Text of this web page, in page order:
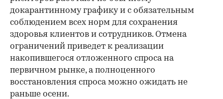
докарантинному графику и с обязательным
соблюдением всех норм для сохранения
здоровья клиентов и сотрудников. Отмена
ограничений приведет к реализации
накопившегося отложенного спроса на
первичном рынке, а полноценного
восстановления спроса можно ожидать не
раньше осени.